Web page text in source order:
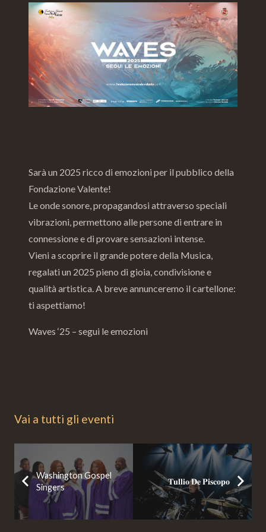
Sarà un 2025 ricco di emozioni per il pubblico della
Fondazione Valente!
Le onde sonore, propagandosi attraverso speciali
vibrazioni, permettono alle persone di entrare in
connessione e di provare sensazioni intense.
Vieni a scoprire il grande potere della Musica,
regalati un 2025 pieno di gioia, condivisione e
qualità artistica. A breve annunceremo il cartellone:
ti aspettiamo!
Waves ‘25 – segui le emozioni
Vai a tutti gli eventi
Washington Gospel
Singers
𝐓𝐮𝐥𝐥𝐢𝐨 𝐃𝐞 𝐏𝐢𝐬𝐜𝐨𝐩𝐨